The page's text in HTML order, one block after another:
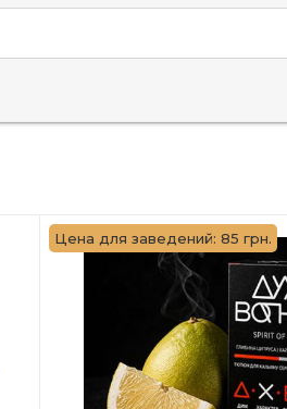
Цена для заведений: 85 грн.